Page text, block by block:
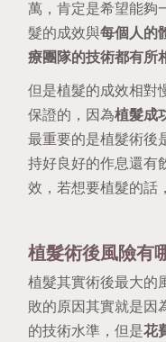
萬，肯定是希望能夠
髮的成效與每個人的
療團隊的技術都有所
但是植髮的成效相對
保證的，因為植髮成
最重要的是植髮術後
持好良好的作息還有
效，若想要植髮的話
植髮術後風險有
植髮其實術後最大的
敗的原因其實就是因
的技術水準，但是花